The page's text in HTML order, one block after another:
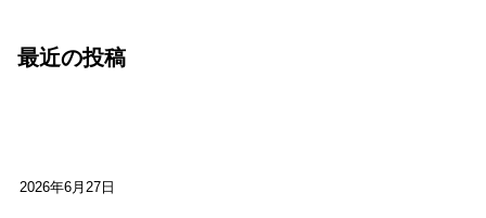
最近の投稿
2026年6月27日